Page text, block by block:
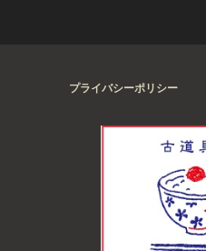
プライバシーポリシー